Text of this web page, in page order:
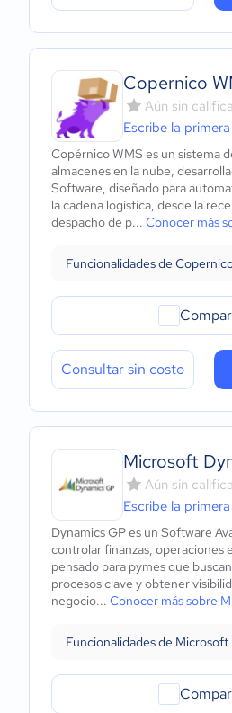
Copernico
Aún sin
Escribe la
Copérnico WMS es un sistema
almacenes en la nube,
Software, diseñado para
la cadena logística, desde la
despacho de p... Conocer más
Funcionalidades de
Consultar sin costo
Microsoft
Aún sin
Escribe la
Dynamics GP es un Software
controlar finanzas, operaciones
pensado para pymes que
procesos clave y obtener
negocio... Conocer más sobre
Funcionalidades de Microsoft